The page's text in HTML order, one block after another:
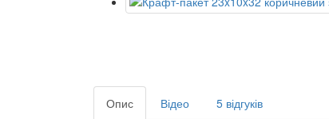
Опис Відео
5 відгуків